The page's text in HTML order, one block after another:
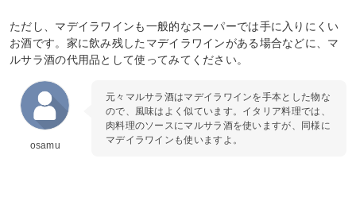
ただし、マデイラワインも一般的なスーパーでは手に入りにくい
お酒です。家に飲み残したマデイラワインがある場合などに、マ
ルサラ酒の代用品として使ってみてください。
osamu
元々マルサラ酒はマデイラワインを手本とした物な
ので、風味はよく似ています。イタリア料理では、
肉料理のソースにマルサラ酒を使いますが、同様に
マデイラワインも使いますよ。